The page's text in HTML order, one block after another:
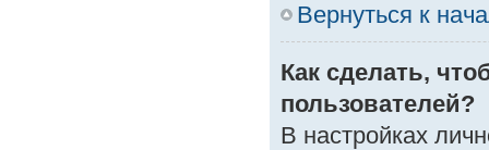
Вернуться к
Как сделать,
пользователей?
В настройках